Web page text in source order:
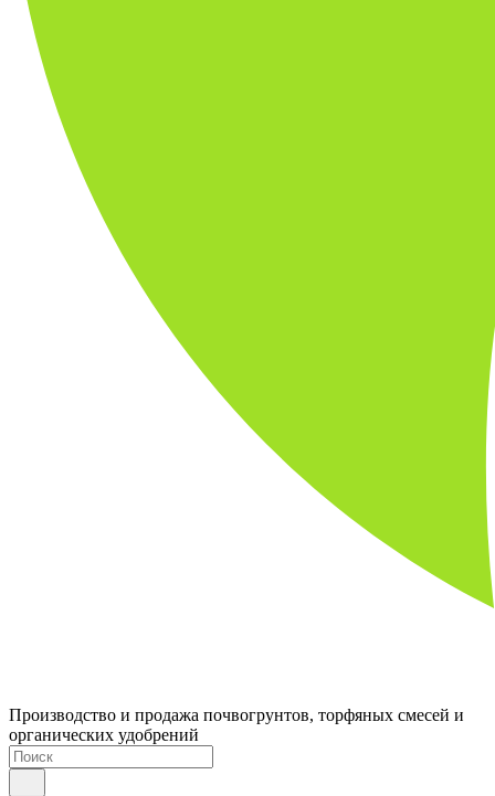
Производство и продажа почвогрунтов, торфяных смесей и
органических удобрений